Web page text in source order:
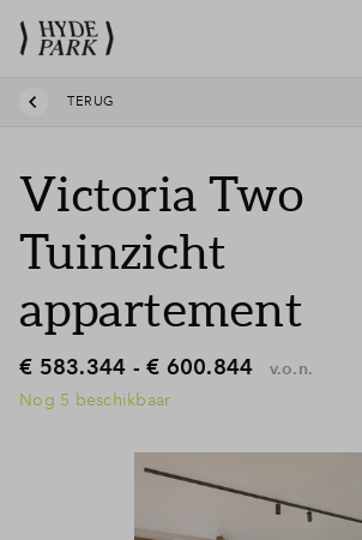
TERUG
Victoria Two
Tuinzicht
appartement
€ 583.344 - € 600.844
v.o.n.
Nog 5 beschikbaar